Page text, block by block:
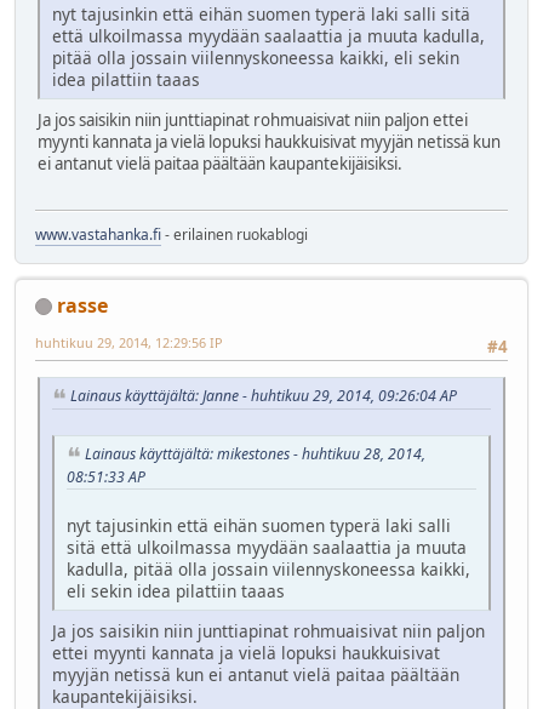
nyt tajusinkin että eihän suomen typerä laki salli sitä
että ulkoilmassa myydään saalaattia ja muuta kadulla,
pitää olla jossain viilennyskoneessa kaikki, eli sekin
idea pilattiin taaas
Ja jos saisikin niin junttiapinat rohmuaisivat niin paljon ettei
myynti kannata ja vielä lopuksi haukkuisivat myyjän netissä kun
ei antanut vielä paitaa päältään kaupantekijäisiksi.
www.vastahanka.fi- erilainen ruokablogi
rasse
#4
huhtikuu 29, 2014, 12:29:56 IP
Lainaus käyttäjältä: Janne - huhtikuu 29, 2014, 09:26:04 AP
Lainaus käyttäjältä: mikestones - huhtikuu 28, 2014,
08:51:33 AP
nyt tajusinkin että eihän suomen typerä laki salli
sitä että ulkoilmassa myydään saalaattia ja muuta
kadulla, pitää olla jossain viilennyskoneessa kaikki,
eli sekin idea pilattiin taaas
Ja jos saisikin niin junttiapinat rohmuaisivat niin paljon
ettei myynti kannata ja vielä lopuksi haukkuisivat
myyjän netissä kun ei antanut vielä paitaa päältään
kaupantekijäisiksi.